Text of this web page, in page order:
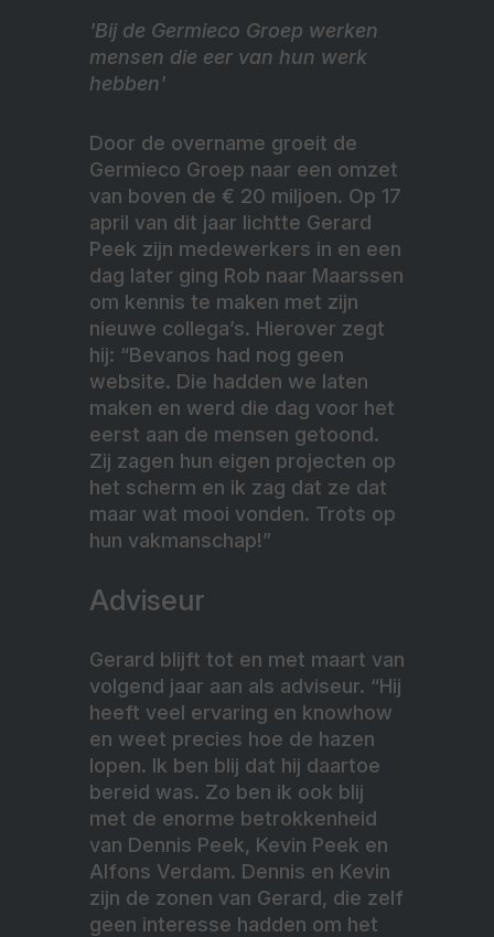
'Bij de Germieco Groep werken
mensen die eer van hun werk
hebben'
Door de overname groeit de
Germieco Groep naar een omzet
van boven de € 20 miljoen. Op 17
april van dit jaar lichtte Gerard
Peek zijn medewerkers in en een
dag later ging Rob naar Maarssen
om kennis te maken met zijn
nieuwe collega’s. Hierover zegt
hij: “Bevanos had nog geen
website. Die hadden we laten
maken en werd die dag voor het
eerst aan de mensen getoond.
Zij zagen hun eigen projecten op
het scherm en ik zag dat ze dat
maar wat mooi vonden. Trots op
hun vakmanschap!”
Adviseur
Gerard blijft tot en met maart van
volgend jaar aan als adviseur. “Hij
heeft veel ervaring en knowhow
en weet precies hoe de hazen
lopen. Ik ben blij dat hij daartoe
bereid was. Zo ben ik ook blij
met de enorme betrokkenheid
van Dennis Peek, Kevin Peek en
Alfons Verdam. Dennis en Kevin
zijn de zonen van Gerard, die zelf
geen interesse hadden om het